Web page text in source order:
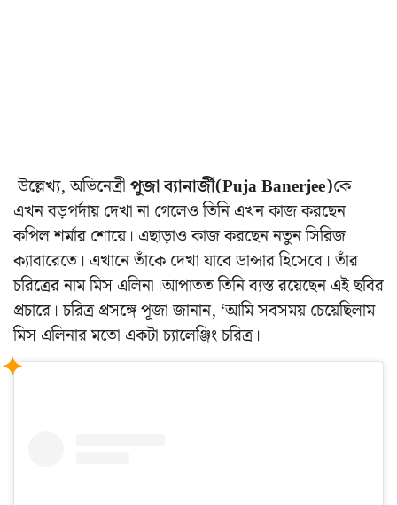
উল্লেখ্য, অভিনেত্রীপূজা ব্যানার্জী(Puja Banerjee)কে
এখন বড়পর্দায় দেখা না গেলেও তিনি এখন কাজ করছেন
কপিল শর্মার শোয়ে। এছাড়াও কাজ করছেন নতুন সিরিজ
ক্যাবারেতে। এখানে তাঁকে দেখা যাবে ডান্সার হিসেবে। তাঁর
চরিত্রের নাম মিস এলিনা।আপাতত তিনি ব্যস্ত রয়েছেন এই ছবির
প্রচারে। চরিত্র প্রসঙ্গে পূজা জানান, ‘আমি সবসময় চেয়েছিলাম
মিস এলিনার মতো একটা চ্যালেঞ্জিং চরিত্র।